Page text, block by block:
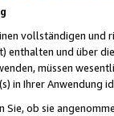
vollständigen
enthalten und über
müssen
in Ihrer Anwendung
ob sie